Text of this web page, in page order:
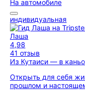
На автомобиле
индивидуальная
Лаша
4,98
41 отзыв
Из Кутаиси — в
Открыть для себя
прошлом и